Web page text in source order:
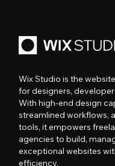
Wix Studio is the
for designers,
With high-end design
streamlined workflows,
tools, it empowers
agencies to build,
exceptional websites
efficiency.